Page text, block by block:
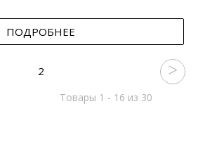
ПОДРОБНЕЕ
2
Товары 1 - 16 из 30